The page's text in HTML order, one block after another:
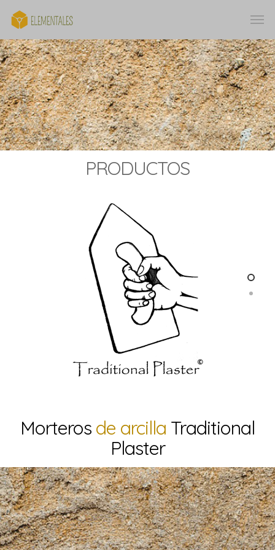
PRODUCTOS
Morteros de arcilla Traditional
Plaster